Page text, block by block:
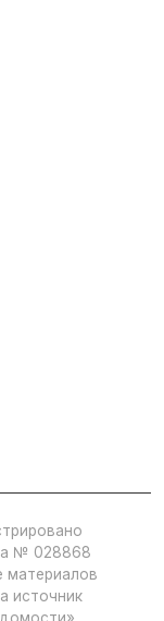
№ 028868
материалов
источник